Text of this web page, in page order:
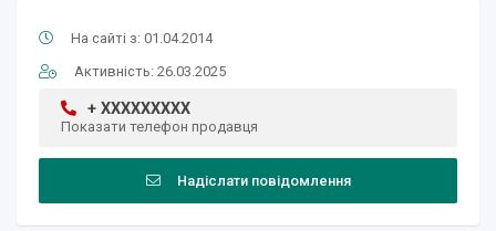
На сайті з: 01.04.2014
Активність: 26.03.2025
+ XXXXXXXXX
Показати телефон продавця
Надіслати повідомлення